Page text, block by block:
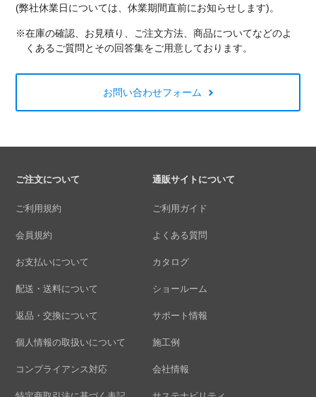
(弊社休業日については、休業期間直前にお知らせします)。
※在庫の確認、お見積り、ご注文方法、商品についてなどのよ
くあるご質問とその回答集をご用意しております。
お問い合わせフォーム
ご注文について
ご利用規約
会員規約
お支払いについて
配送・送料について
返品・交換について
個人情報の取扱いについて
コンプライアンス対応
通販サイトについて
ご利用ガイド
よくある質問
カタログ
ショールーム
サポート情報
施工例
会社情報